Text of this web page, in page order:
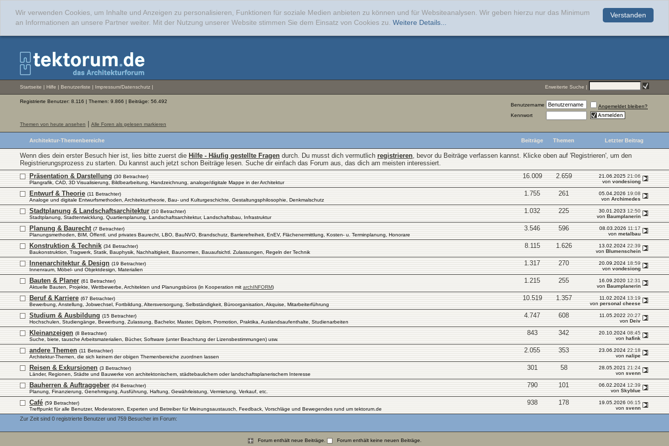
Verstanden
Wir verwenden Cookies, um Inhalte und Anzeigen zu personalisieren, Funktionen für soziale Medien anbieten zu können und für Websiteanalysen. Wir geben hierzu nur das Minimum
an Informationen an unsere Partner weiter. Mit der Nutzung unserer Website stimmen Sie dem Einsatz von Cookies zu. Weitere Details...
Startseite | Hilfe | Benutzerliste | Impressum/Datenschutz | Erweiterte Suche |
Registrierte Benutzer: 8.116 | Themen: 9.866 | Beiträge: 56.492
Benutzername
Angemeldet bleiben?
Kennwort
Themen von heute ansehen
Alle Foren als gelesen markieren
Architektur-Themenbereiche Beiträge Themen Letzter Beitrag
Wenn dies dein erster Besuch hier ist, lies bitte zuerst die Hilfe - Häufig gestellte Fragen durch. Du musst dich vermutlich registrieren, bevor du Beiträge verfassen kannst. Klicke oben auf 'Registrieren', um den
Registrierungsprozess zu starten. Du kannst auch jetzt schon Beiträge lesen. Suche dir einfach das Forum aus, das dich am meisten interessiert.
Präsentation & Darstellung (30 Betrachter)
Plangrafik, CAD, 3D Visualisierung, Bildbearbeitung, Handzeichnung, analoge/digitale Mappe in der Architektur
16.009 2.659 21.06.2025 21:06
von vondesiong
Entwurf & Theorie (11 Betrachter)
Analoge und digitale Entwurfsmethoden, Architekturtheorie, Bau- und Kulturgeschichte, Gestaltungsphilosophie, Denkmalschutz
1.755 261 05.04.2026 19:08
von Archimedes
Stadtplanung & Landschaftsarchitektur (10 Betrachter)
Stadtplanung, Stadtentwicklung, Quartiersplanung, Landschaftsarchitektur, Landschaftsbau, Infrastruktur
1.032 225 30.01.2023 12:50
von Baumplanerin
Planung & Baurecht (7 Betrachter)
Planungsmethoden, BIM, Öffentl. und privates Baurecht, LBO, BauNVO, Brandschutz, Barrierefreiheit, EnEV, Flächenermittlung, Kosten- u. Terminplanung, Honorare
3.546 596 08.03.2026 11:17
von metalbau
Konstruktion & Technik (34 Betrachter)
Baukonstruktion, Tragwerk, Statik, Bauphysik, Nachhaltigkeit, Baunormen, Bauaufsichtl. Zulassungen, Regeln der Technik
8.115 1.626 13.02.2024 22:39
von Blumenschein
Innenarchitektur & Design (19 Betrachter)
Innenraum, Möbel- und Objektdesign, Materialien
1.317 270 20.09.2024 18:59
von vondesiong
Bauten & Planer (61 Betrachter)
Aktuelle Bauten, Projekte, Wettbewerbe, Architekten und Planungsbüros (in Kooperation mit archINFORM)
1.215 255 16.09.2020 12:31
von Baumplanerin
Beruf & Karriere (67 Betrachter)
Bewerbung, Anstellung, Jobwechsel, Fortbildung, Altersversorgung, Selbständigkeit, Büroorganisation, Akquise, Mitarbeiterführung
10.519 1.357 11.02.2024 13:19
von personal cheese
Studium & Ausbildung (15 Betrachter)
Hochschulen, Studiengänge, Bewerbung, Zulassung, Bachelor, Master, Diplom, Promotion, Praktika, Auslandsaufenthalte, Studienarbeiten
4.747 608 11.05.2022 20:27
von Deiv
Kleinanzeigen (8 Betrachter)
Suche, biete, tausche Arbeitsmaterialien, Bücher, Software (unter Beachtung der Lizensbestimmungen) usw.
843 342 20.10.2024 08:45
von hafink
andere Themen (11 Betrachter)
Architektur-Themen, die sich keinem der obigen Themenbereiche zuordnen lassen
2.055 353 23.06.2024 22:18
von nalipe
Reisen & Exkursionen (3 Betrachter)
Länder, Regionen, Städte und Bauwerke von architektonischem, städtebaulichem oder landschaftsplanerischem Interesse
301 58 28.05.2021 21:24
von svenn
Bauherren & Auftraggeber (64 Betrachter)
Planung, Finanzierung, Genehmigung, Ausführung, Haftung, Gewährleistung, Vermietung, Verkauf, etc.
790 101 06.02.2024 12:39
von Skyblue
Café (59 Betrachter)
Treffpunkt für alle Benutzer, Moderatoren, Experten und Betreiber für Meinungsaustausch, Feedback, Vorschläge und Bewegendes rund um tektorum.de
938 178 19.05.2026 06:15
von svenn
Zur Zeit sind 0 registrierte Benutzer und 759 Besucher im Forum:
Forum enthält neue Beiträge. Forum enthält keine neuen Beiträge.